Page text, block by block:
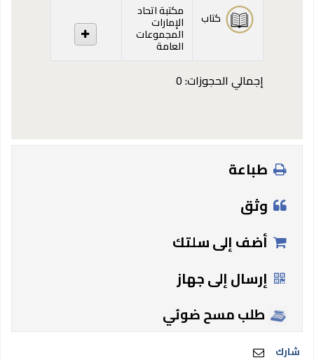
كتاب
مكتبة اتحاد
الإمارات
المجموعات
العامة
إجمالي الحجوزات: 0
طباعة
وثق
أضف إلى سلتك
إرسال إلى جهاز
طلب مسح ضوئي
شارك